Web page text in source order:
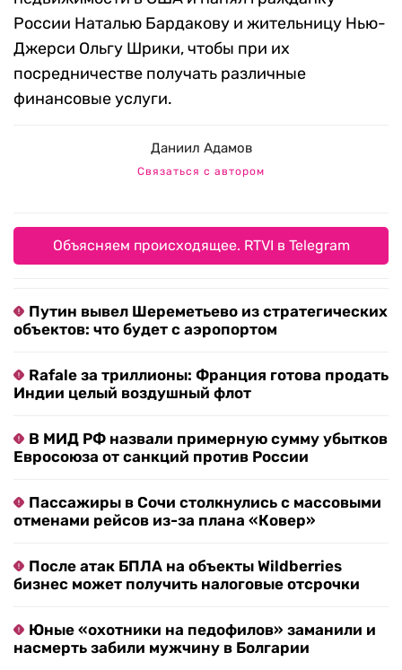
России Наталью Бардакову и жительницу Нью-
Джерси Ольгу Шрики, чтобы при их
посредничестве получать различные
финансовые услуги.
Даниил Адамов
Связаться с автором
Объясняем происходящее. RTVI в Telegram
Путин вывел Шереметьево из стратегических
объектов: что будет с аэропортом
Rafale за триллионы: Франция готова продать
Индии целый воздушный флот
В МИД РФ назвали примерную сумму убытков
Евросоюза от санкций против России
Пассажиры в Сочи столкнулись с массовыми
отменами рейсов из-за плана «Ковер»
После атак БПЛА на объекты Wildberries
бизнес может получить налоговые отсрочки
Юные «охотники на педофилов» заманили и
насмерть забили мужчину в Болгарии